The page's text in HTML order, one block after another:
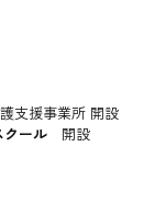
支援事業所 開設
ール開設